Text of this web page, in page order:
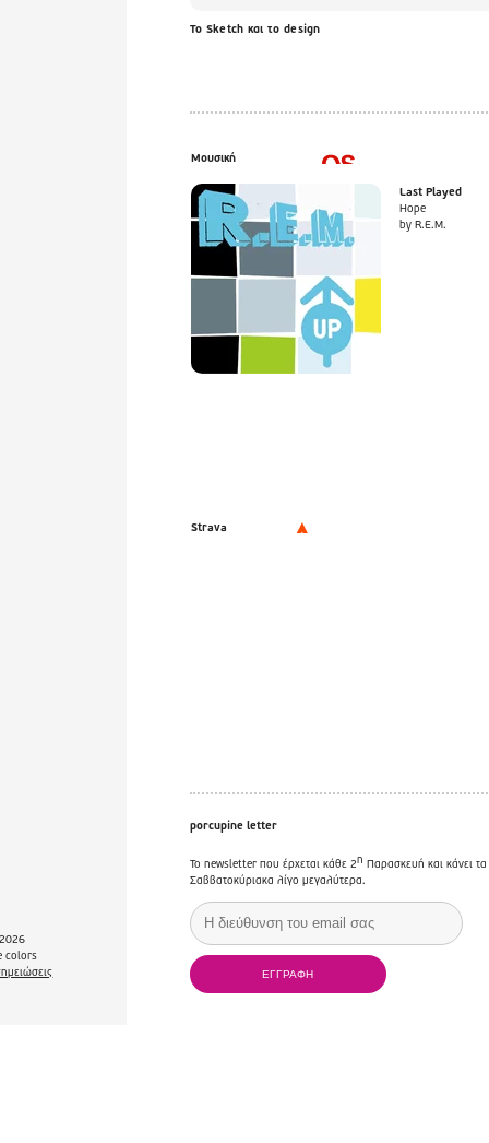
colors
Το Sketch και το design
Μουσική
Last Played
Hope
by R.E.M.
Strava
porcupine letter
Το newsletter που έρχεται κάθε 2η Παρασκευή και κάνει τα
Σαββατοκύριακα λίγο μεγαλύτερα.